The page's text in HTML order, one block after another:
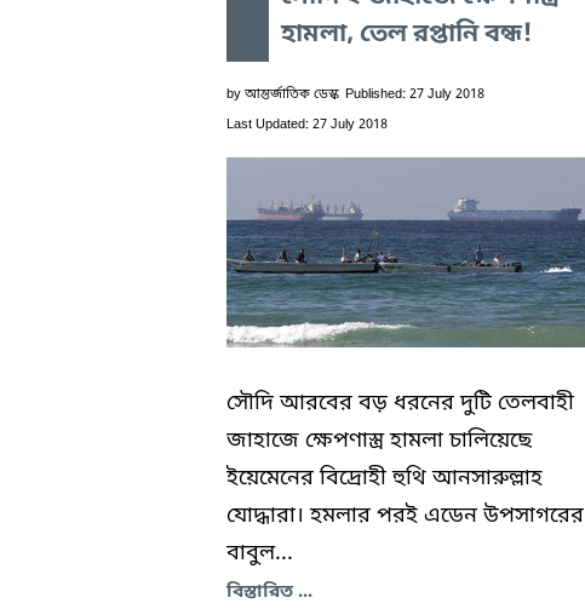
হামলা, তেল রপ্তানি বন্ধ!
by আন্তর্জাতিক ডেস্ক Published: 27 July 2018
Last Updated: 27 July 2018
সৌদি আরবের বড় ধরনের দুটি তেলবাহী
জাহাজে ক্ষেপণাস্ত্র হামলা চালিয়েছে
ইয়েমেনের বিদ্রোহী হুথি আনসারুল্লাহ
যোদ্ধারা। হমলার পরই এডেন উপসাগরের
বাবুল...
বিস্তারিত ...